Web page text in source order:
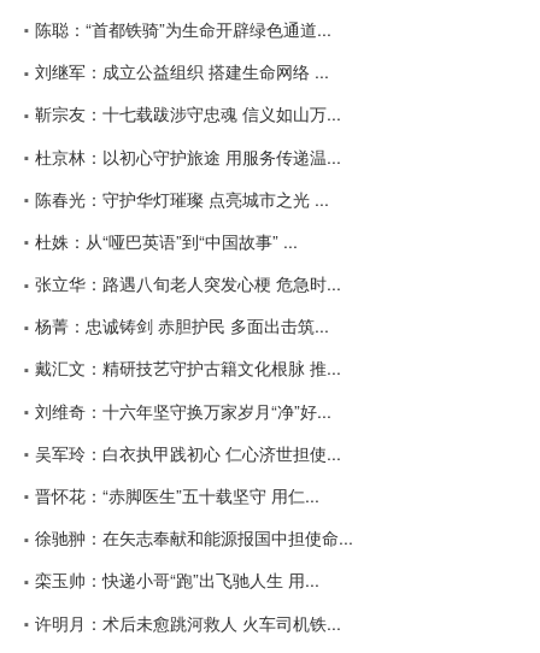
陈聪：“首都铁骑”为生命开辟绿色通道...
刘继军：成立公益组织 搭建生命网络 ...
靳宗友：十七载跋涉守忠魂 信义如山万...
杜京林：以初心守护旅途 用服务传递温...
陈春光：守护华灯璀璨 点亮城市之光 ...
杜姝：从“哑巴英语”到“中国故事” ...
张立华：路遇八旬老人突发心梗 危急时...
杨菁：忠诚铸剑 赤胆护民 多面出击筑...
戴汇文：精研技艺守护古籍文化根脉 推...
刘维奇：十六年坚守换万家岁月“净”好...
吴军玲：白衣执甲践初心 仁心济世担使...
晋怀花：“赤脚医生”五十载坚守 用仁...
徐驰翀：在矢志奉献和能源报国中担使命...
栾玉帅：快递小哥“跑”出飞驰人生 用...
许明月：术后未愈跳河救人 火车司机铁...